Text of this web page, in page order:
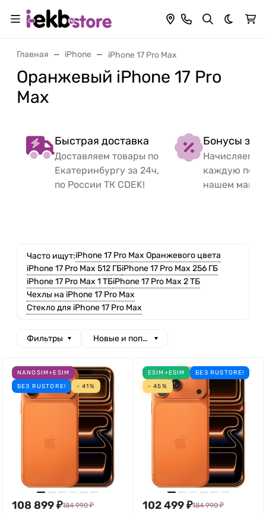
Темная
Главная iPhone iPhone 17 Pro Max
Оранжевый iPhone 17 Pro
Max
Быстрая доставка
Доставляем товары по
Екатеринбургу за 24ч,
по России ТК CDEK!
Бонусы за
Начисляем
каждую
нашем
Часто ищут:iPhone 17 Pro Max Оранжевого цвета
iPhone 17 Pro Max 512 ГБiPhone 17 Pro Max 256 ГБ
iPhone 17 Pro Max 1 ТБiPhone 17 Pro Max 2 ТБ
Чехлы на iPhone 17 Pro Max
Стекло для iPhone 17 Pro Max
Фильтры Новые и популярные
NANOSIM+ESIM
БЕЗ RUSTORE!
- 41%
108 899₽184 990 ₽
ESIM+ESIM
БЕЗ RUSTORE!
- 45%
102 499₽184 990 ₽